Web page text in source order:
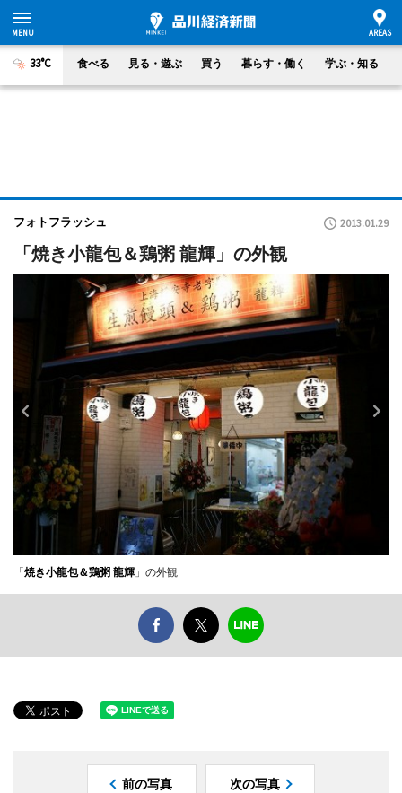
33°C 食べる 見る・遊ぶ 買う 暮らす・働く 学ぶ・知る
フォトフラッシュ 2013.01.29
「焼き小龍包＆鶏粥 龍輝」の外観
「焼き小龍包＆鶏粥 龍輝 」の外観
前の写真 次の写真